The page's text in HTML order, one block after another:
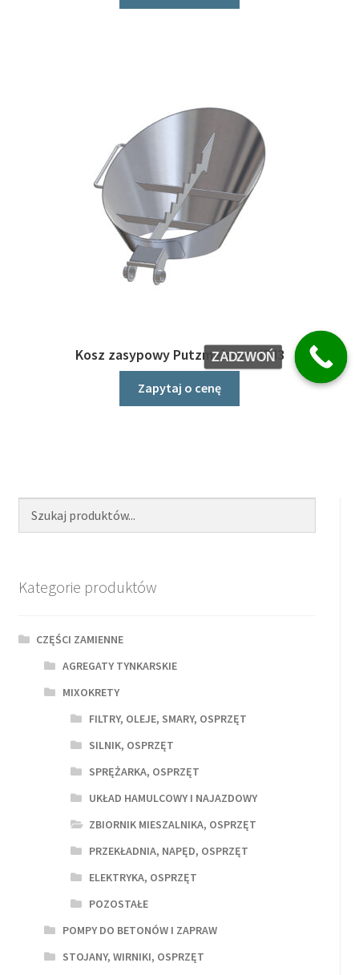
Kosz zasypowy Putzmeister M743
Zapytaj o cenę
Kategorie produktów
CZĘŚCI ZAMIENNE
AGREGATY TYNKARSKIE
MIXOKRETY
FILTRY, OLEJE, SMARY, OSPRZĘT
SILNIK, OSPRZĘT
SPRĘŻARKA, OSPRZĘT
UKŁAD HAMULCOWY I NAJAZDOWY
ZBIORNIK MIESZALNIKA, OSPRZĘT
PRZEKŁADNIA, NAPĘD, OSPRZĘT
ELEKTRYKA, OSPRZĘT
POZOSTAŁE
POMPY DO BETONÓW I ZAPRAW
STOJANY, WIRNIKI, OSPRZĘT
ZADZWOŃ